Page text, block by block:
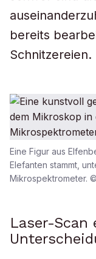
bereits
Schnitzereien.
Eine Figur aus
Elefanten stammt,
Mikrospektrometer.
Laser-